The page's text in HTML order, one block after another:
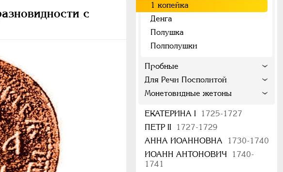
с
1 копейка
Денга
Полушка
Полполушки
Пробные
Для Речи Посполитой
Монетовидные жетоны
ЕКАТЕРИНА I
1725-1727
ПЕТР II
1727-1729
АННА ИОАННОВНА
1730-1740
ИОАНН АНТОНОВИЧ
1740-
1741